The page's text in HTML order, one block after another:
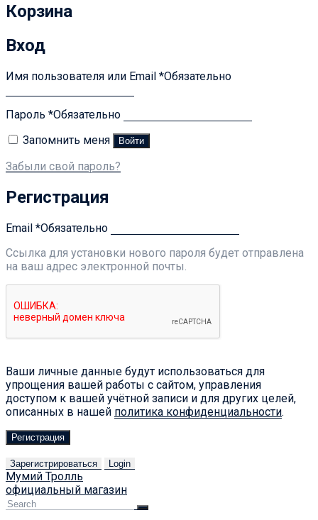
Корзина
Вход
Имя пользователя или Email *Обязательно
Пароль *Обязательно
Запомнить меня
Войти
Забыли свой пароль?
Регистрация
Email *Обязательно
Ссылка для установки нового пароля будет отправлена ​​
на ваш адрес электронной почты.
Ваши личные данные будут использоваться для
упрощения вашей работы с сайтом, управления
доступом к вашей учётной записи и для других целей,
описанных в нашей политика конфиденциальности.
Регистрация
Зарегистрироваться Login
Мумий Тролль
официальный магазин